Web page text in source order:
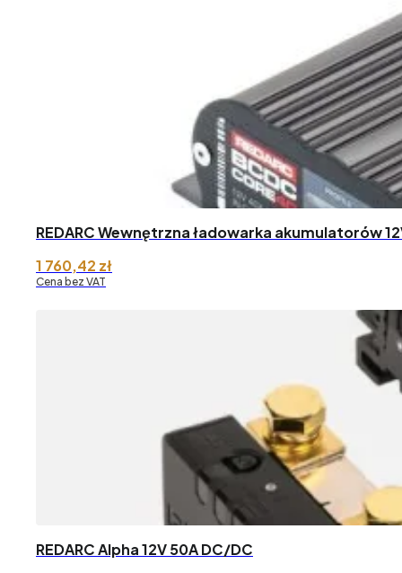
REDARC Wewnętrzna ładowarka akumulatorów
1 760,42 zł
Cena bez VAT
REDARC Alpha 12V 50A DC/DC